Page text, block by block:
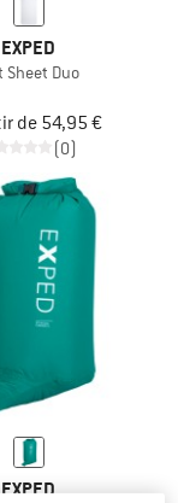
EXPED
Sheet Duo
de 54,95 €
(0)
EXPED